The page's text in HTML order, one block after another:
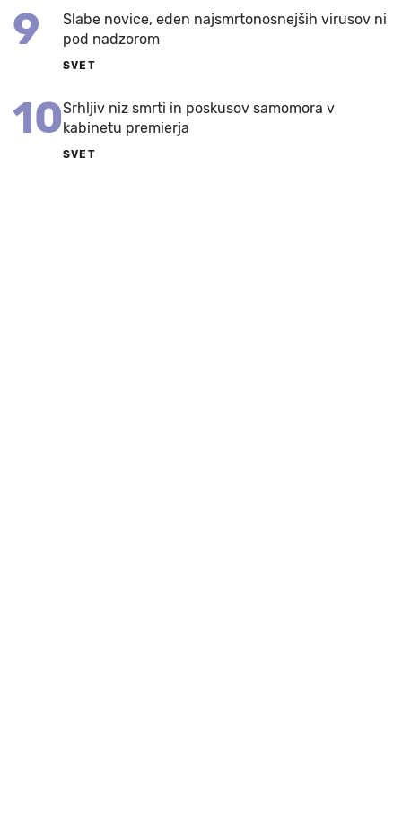
9
Slabe novice, eden najsmrtonosnejših virusov ni
pod nadzorom
SVET
10Srhljiv niz smrti in poskusov samomora v
kabinetu premierja
SVET